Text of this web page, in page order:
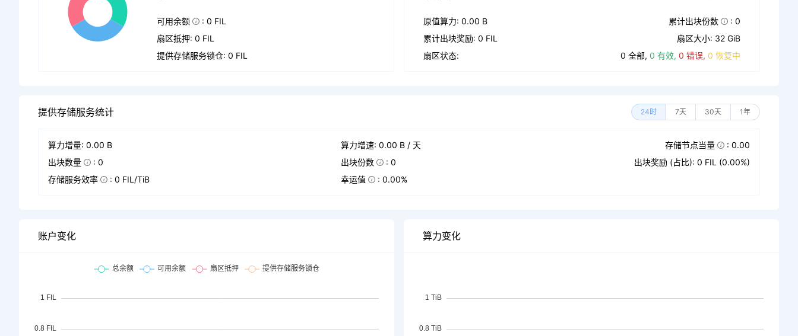
可用余额
: 0 FIL
扇区抵押: 0 FIL
提供存储服务锁仓: 0 FIL
原值算力: 0.00 B 累计出块份数
: 0
累计出块奖励: 0 FIL
扇区大小: 32 GiB
扇区状态:
0 全部, 0 有效, 0 错误, 0 恢复中
提供存储服务统计 24时 7天 30天 1年
算力增量: 0.00 B 算力增速: 0.00 B / 天 存储节点当量
: 0.00
出块数量
: 0 出块份数 : 0
出块奖励 (占比): 0 FIL (0.00%)
存储服务效率
: 0 FIL/TiB 幸运值 : 0.00%
账户变化 算力变化